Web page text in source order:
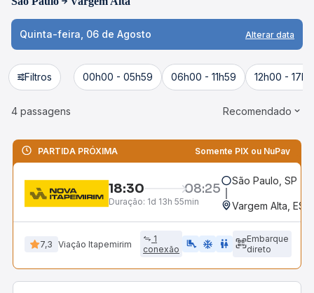
Quinta-feira, 06 de Agosto Alterar data
Filtros 00h00 - 05h59 06h00 - 11h59 12h00 -
4 passagens Recomendado
PARTIDA PRÓXIMA Somente PIX ou NuPay
18:30 08:25
Duração: 1d 13h 55min
São Paulo, SP -
Vargem Alta, ES
7,3 Viação Itapemirim
1
conexão
airline_seat_legroom_extra ac_unit WC
Embarque
direto